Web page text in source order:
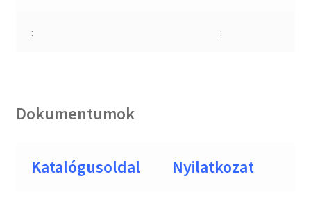
: :
Dokumentumok
Katalógusoldal Nyilatkozat